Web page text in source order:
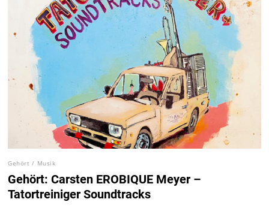
Gehört / Musik
Gehört: Carsten EROBIQUE Meyer –
Tatortreiniger Soundtracks